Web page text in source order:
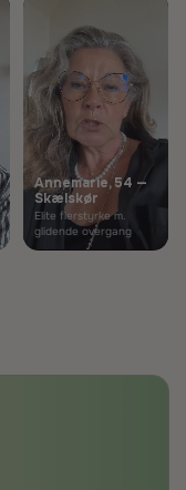
Annemarie, 54 —
Skælskør
Elite flerstyrke m.
glidende overgang